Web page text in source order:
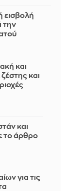
εισβολή
την
και
και
και
το άρθρο
για τις